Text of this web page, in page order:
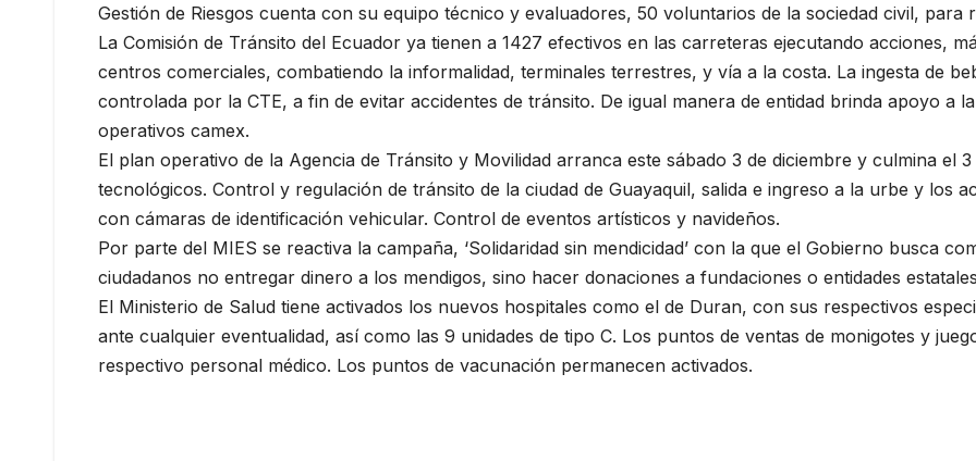
Gestión de Riesgos cuenta con su equipo técnico y evaluadores, 50 voluntarios de la sociedad civil, para
La Comisión de Tránsito del Ecuador ya tienen a 1427 efectivos en las carreteras ejecutando acciones,
centros comerciales, combatiendo la informalidad, terminales terrestres, y vía a la costa. La ingesta de
controlada por la CTE, a fin de evitar accidentes de tránsito. De igual manera de entidad brinda apoyo a
operativos camex.
El plan operativo de la Agencia de Tránsito y Movilidad arranca este sábado 3 de diciembre y culmina el
tecnológicos. Control y regulación de tránsito de la ciudad de Guayaquil, salida e ingreso a la urbe y los
con cámaras de identificación vehicular. Control de eventos artísticos y navideños.
Por parte del MIES se reactiva la campaña, ‘Solidaridad sin mendicidad’ con la que el Gobierno busca
ciudadanos no entregar dinero a los mendigos, sino hacer donaciones a fundaciones o entidades
El Ministerio de Salud tiene activados los nuevos hospitales como el de Duran, con sus respectivos
ante cualquier eventualidad, así como las 9 unidades de tipo C. Los puntos de ventas de monigotes y
respectivo personal médico. Los puntos de vacunación permanecen activados.